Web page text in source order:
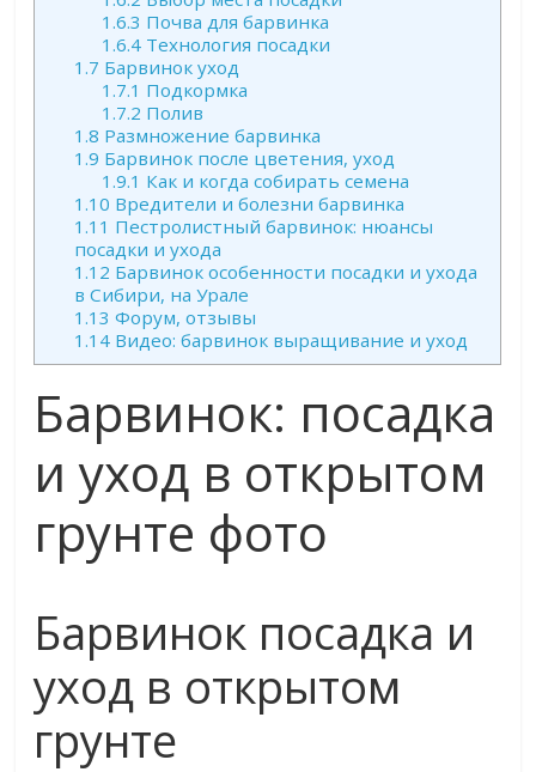
1.6.3 Почва для барвинка
1.6.4 Технология посадки
1.7 Барвинок уход
1.7.1 Подкормка
1.7.2 Полив
1.8 Размножение барвинка
1.9 Барвинок после цветения, уход
1.9.1 Как и когда собирать семена
1.10 Вредители и болезни барвинка
1.11 Пестролистный барвинок: нюансы
посадки и ухода
1.12 Барвинок особенности посадки и ухода
в Сибири, на Урале
1.13 Форум, отзывы
1.14 Видео: барвинок выращивание и уход
Барвинок: посадка
и уход в открытом
грунте фото
Барвинок посадка и
уход в открытом
грунте